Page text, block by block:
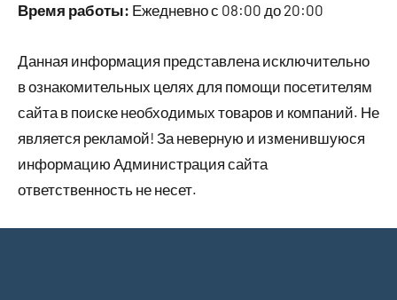
Время работы: Ежедневно с 08:00 до 20:00
Данная информация представлена исключительно
в ознакомительных целях для помощи посетителям
сайта в поиске необходимых товаров и компаний. Не
является рекламой! За неверную и изменившуюся
информацию Администрация сайта
ответственность не несет.